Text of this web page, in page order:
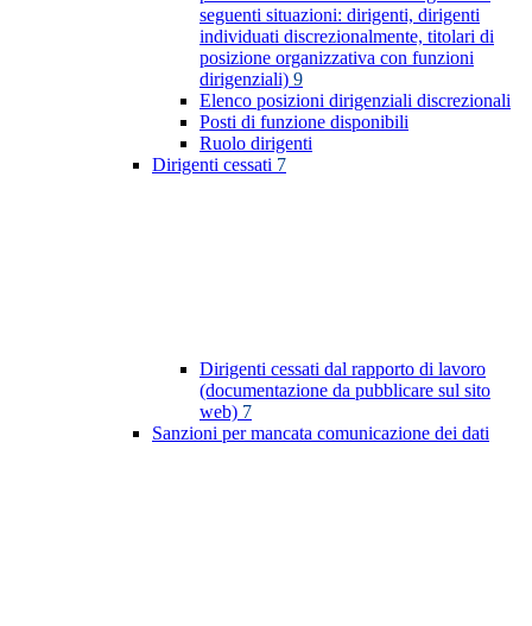
seguenti situazioni: dirigenti, dirigenti
individuati discrezionalmente, titolari di
posizione organizzativa con funzioni
dirigenziali) 9
Elenco posizioni dirigenziali discrezionali
Posti di funzione disponibili
Ruolo dirigenti
Dirigenti cessati 7
Dirigenti cessati dal rapporto di lavoro
(documentazione da pubblicare sul sito
web) 7
Sanzioni per mancata comunicazione dei dati